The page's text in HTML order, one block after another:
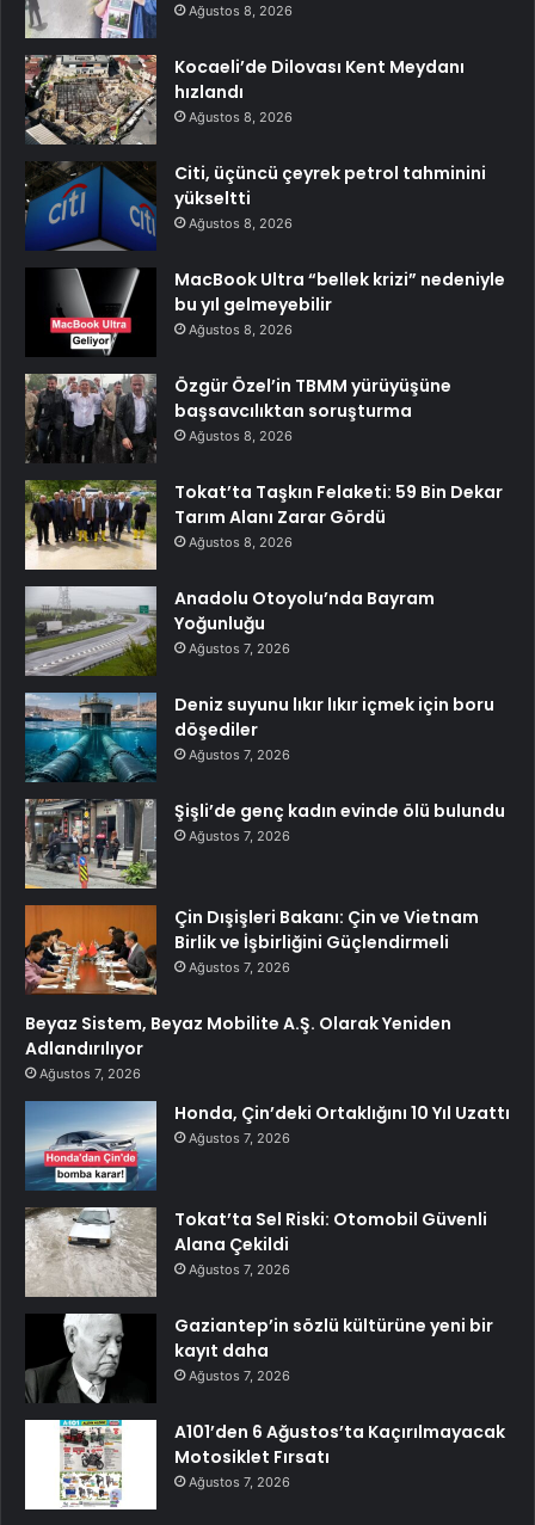
Ağustos 8, 2026
Kocaeli’de Dilovası Kent Meydanı
hızlandı
Ağustos 8, 2026
Citi, üçüncü çeyrek petrol tahminini
yükseltti
Ağustos 8, 2026
MacBook Ultra “bellek krizi” nedeniyle
bu yıl gelmeyebilir
Ağustos 8, 2026
Özgür Özel’in TBMM yürüyüşüne
başsavcılıktan soruşturma
Ağustos 8, 2026
Tokat’ta Taşkın Felaketi: 59 Bin Dekar
Tarım Alanı Zarar Gördü
Ağustos 8, 2026
Anadolu Otoyolu’nda Bayram
Yoğunluğu
Ağustos 7, 2026
Deniz suyunu lıkır lıkır içmek için boru
döşediler
Ağustos 7, 2026
Şişli’de genç kadın evinde ölü bulundu
Ağustos 7, 2026
Çin Dışişleri Bakanı: Çin ve Vietnam
Birlik ve İşbirliğini Güçlendirmeli
Ağustos 7, 2026
Beyaz Sistem, Beyaz Mobilite A.Ş. Olarak Yeniden
Adlandırılıyor
Ağustos 7, 2026
Honda, Çin’deki Ortaklığını 10 Yıl Uzattı
Ağustos 7, 2026
Tokat’ta Sel Riski: Otomobil Güvenli
Alana Çekildi
Ağustos 7, 2026
Gaziantep’in sözlü kültürüne yeni bir
kayıt daha
Ağustos 7, 2026
A101’den 6 Ağustos’ta Kaçırılmayacak
Motosiklet Fırsatı
Ağustos 7, 2026